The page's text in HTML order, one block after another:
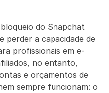
do Snapchat
perder a capacidade de
profissionais em e-
no entanto,
e orçamentos de
sempre funcionam: o